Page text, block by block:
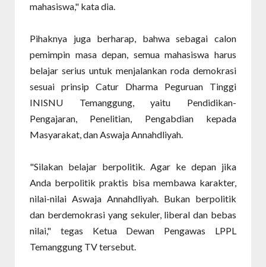
mahasiswa," kata dia.
Pihaknya juga berharap, bahwa sebagai calon
pemimpin masa depan, semua mahasiswa harus
belajar serius untuk menjalankan roda demokrasi
sesuai prinsip Catur Dharma Peguruan Tinggi
INISNU Temanggung, yaitu Pendidikan-
Pengajaran, Penelitian, Pengabdian kepada
Masyarakat, dan Aswaja Annahdliyah.
"Silakan belajar berpolitik. Agar ke depan jika
Anda berpolitik praktis bisa membawa karakter,
nilai-nilai Aswaja Annahdliyah. Bukan berpolitik
dan berdemokrasi yang sekuler, liberal dan bebas
nilai," tegas Ketua Dewan Pengawas LPPL
Temanggung TV tersebut.